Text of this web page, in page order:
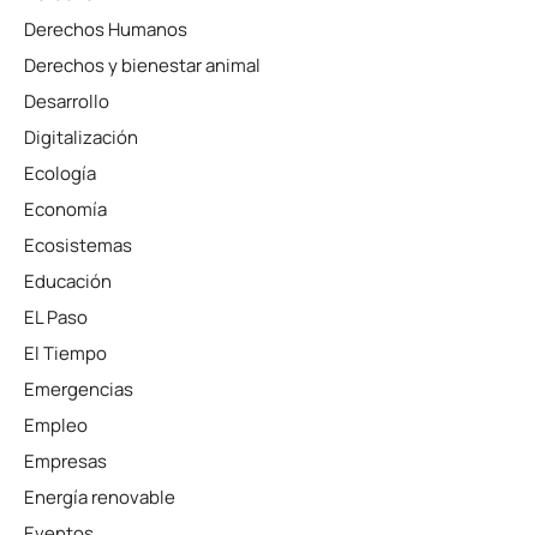
Derechos Humanos
Derechos y bienestar animal
Desarrollo
Digitalización
Ecología
Economía
Ecosistemas
Educación
EL Paso
El Tiempo
Emergencias
Empleo
Empresas
Energía renovable